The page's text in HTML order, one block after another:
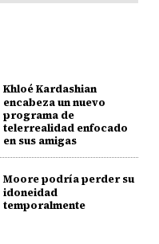
Khloé Kardashian
encabeza un nuevo
programa de
telerrealidad enfocado
en sus amigas
Moore podría perder su
idoneidad
temporalmente